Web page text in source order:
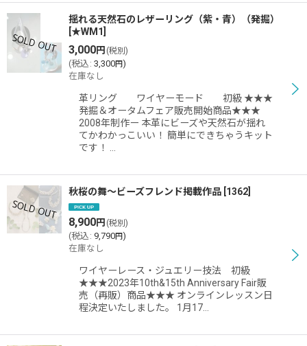
揺れる天然石のレザーリング（紫・青）（発掘）
★WM1
3,000円 (税別)
(税込 : 3,300円)
在庫なし
革リング ワイヤーモード 初級 ★★★
発掘＆オータムフェア販売開始商品★★★
2008年制作ー 本革にビーズや天然石が揺れ
てかわかっこいい！ 簡単にできちゃうキット
です！ …
秋桜の舞〜ビーズフレンド掲載作品 1362
8,900円 (税別)
(税込 : 9,790円)
在庫なし
ワイヤーレース・ジュエリー技法 初級
★★★2023年10th&15th Anniversary Fair販
売（再販）商品★★★ オンラインレッスン日
程決定いたしました。 1月17…